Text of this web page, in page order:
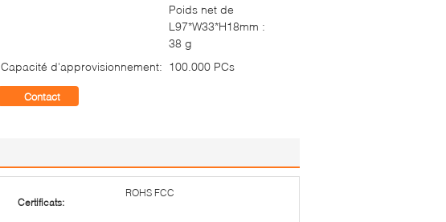
Poids net de
L97*W33*H18mm :
38 g
Capacité d'approvisionnement: 100.000 PCs
Contact
Certificats:
ROHS FCC